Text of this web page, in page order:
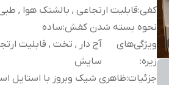
کفی:قابلیت ارتجاعی , بالشتک هوا ,
نحوه بسته شدن کفش:ساده
ویژگی‌های
زیره:
آج دار , تخت , قابلیت
سایش
جزئیات:ظاهری شیک وبروز با استایل